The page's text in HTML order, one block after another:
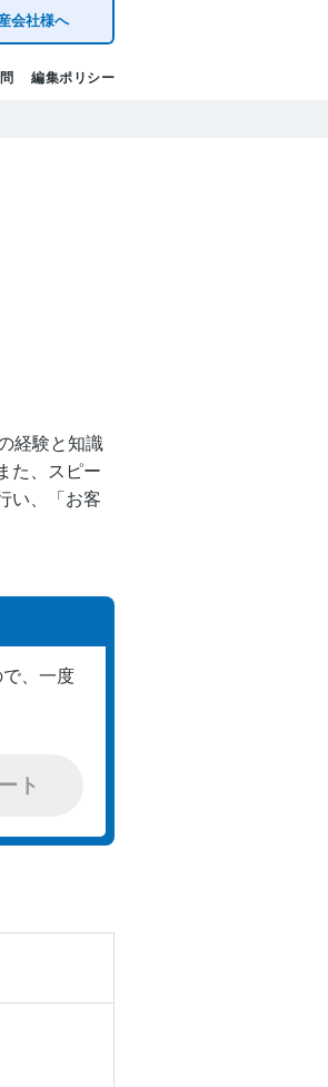
編集ポリシー
会社様へ
経験と知識
た、スピー
い、「お客
、一度
ト